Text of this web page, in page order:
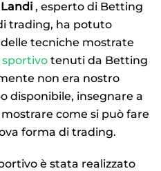
, esperto di Betting
trading, ha potuto
tecniche mostrate
tenuti da Betting
non era nostro
disponibile, insegnare a
come si può fare
forma di trading.
è stata realizzato